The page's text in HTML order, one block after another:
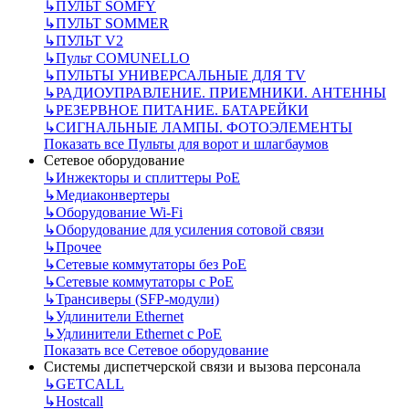
↳ПУЛЬТ SOMFY
↳ПУЛЬТ SOMMER
↳ПУЛЬТ V2
↳Пульт СOMUNELLO
↳ПУЛЬТЫ УНИВЕРСАЛЬНЫЕ ДЛЯ TV
↳РАДИОУПРАВЛЕНИЕ. ПРИЕМНИКИ. АНТЕННЫ
↳РЕЗЕРВНОЕ ПИТАНИЕ. БАТАРЕЙКИ
↳СИГНАЛЬНЫЕ ЛАМПЫ. ФОТОЭЛЕМЕНТЫ
Показать все Пульты для ворот и шлагбаумов
Сетевое оборудование
↳Инжекторы и сплиттеры РоЕ
↳Медиаконвертеры
↳Оборудование Wi-Fi
↳Оборудование для усиления сотовой связи
↳Прочее
↳Сетевые коммутаторы без РоЕ
↳Сетевые коммутаторы с РоЕ
↳Трансиверы (SFP-модули)
↳Удлинители Ethernet
↳Удлинители Ethernet с PoE
Показать все Сетевое оборудование
Системы диспетчерской связи и вызова персонала
↳GETCALL
↳Hostcall